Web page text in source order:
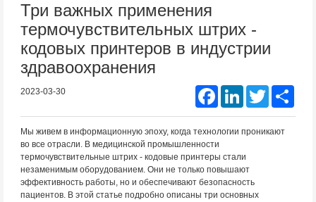
Три важных применения
термочувствительных штрих -
кодовых принтеров в индустрии
здравоохранения
2023-03-30 FacebookLinkedIn Twitter
Мы живем в информационную эпоху, когда технологии проникают
во все отрасли. В медицинской промышленности
термочувствительные штрих - кодовые принтеры стали
незаменимым оборудованием. Они не только повышают
эффективность работы, но и обеспечивают безопасность
пациентов. В этой статье подробно описаны три основных